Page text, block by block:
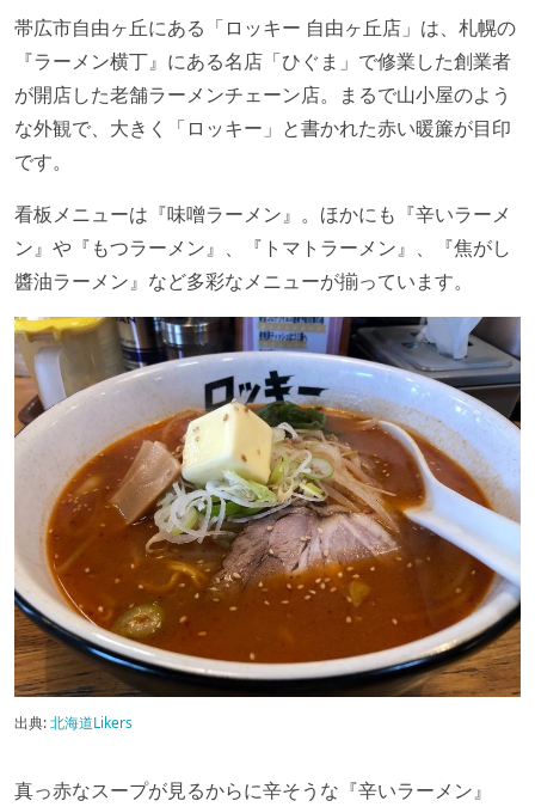
帯広市自由ヶ丘にある「ロッキー 自由ヶ丘店」は、札幌の
『ラーメン横丁』にある名店「ひぐま」で修業した創業者
が開店した老舗ラーメンチェーン店。まるで山小屋のよう
な外観で、大きく「ロッキー」と書かれた赤い暖簾が目印
です。
看板メニューは『味噌ラーメン』。ほかにも『辛いラーメ
ン』や『もつラーメン』、『トマトラーメン』、『焦がし
醬油ラーメン』など多彩なメニューが揃っています。
出典:北海道Likers
真っ赤なスープが見るからに辛そうな『辛いラーメン』